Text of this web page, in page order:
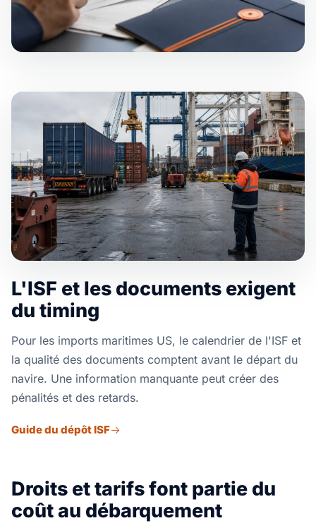
L'ISF et les documents exigent
du timing
Pour les imports maritimes US, le calendrier de l'ISF et
la qualité des documents comptent avant le départ du
navire. Une information manquante peut créer des
pénalités et des retards.
Guide du dépôt ISF
Droits et tarifs font partie du
coût au débarquement